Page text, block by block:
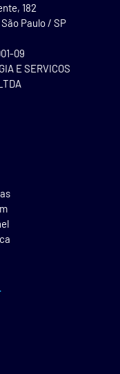
182
Paulo / SP
09
E SERVICOS